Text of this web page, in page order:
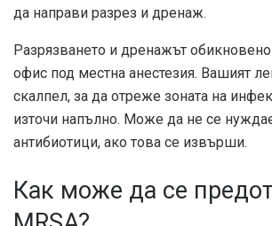
да направи разрез и дренаж.
Разрязването и дренажът
офис под местна анестезия. Вашият
скалпел, за да отреже зоната на
източи напълно. Може да не се
антибиотици, ако това се извърши.
Как може да се